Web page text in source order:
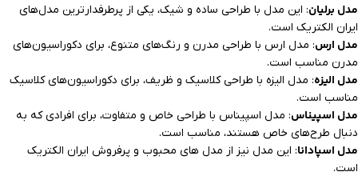
مدل برلیان: این مدل با طراحی ساده و شیک، یکی از پرطرفدارترین مدل‌های
ایران الکتریک است.
مدل ارس: مدل ارس با طراحی مدرن و رنگ‌های متنوع، برای دکوراسیون‌های
مدرن مناسب است.
مدل الیزه: مدل الیزه با طراحی کلاسیک و ظریف، برای دکوراسیون‌های کلاسیک
مناسب است.
مدل اسپیناس: مدل اسپیناس با طراحی خاص و متفاوت، برای افرادی که به
دنبال طرح‌های خاص هستند، مناسب است.
مدل اسپادانا: این مدل نیز از مدل های محبوب و پرفروش ایران الکتریک
است.